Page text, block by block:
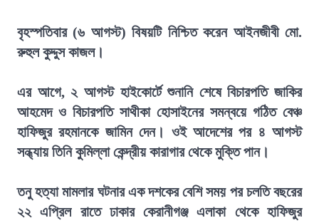
বৃহস্পতিবার (৬ আগস্ট) বিষয়টি নিশ্চিত করেন আইনজীবী মো.
রুহুল কুদ্দুস কাজল।
এর আগে, ২ আগস্ট হাইকোর্টে শুনানি শেষে বিচারপতি জাকির
আহমেদ ও বিচারপতি সাথীকা হোসাইনের সমন্বয়ে গঠিত বেঞ্চ
হাফিজুর রহমানকে জামিন দেন। ওই আদেশের পর ৪ আগস্ট
সন্ধ্যায় তিনি কুমিল্লা কেন্দ্রীয় কারাগার থেকে মুক্তি পান।
তনু হত্যা মামলার ঘটনার এক দশকের বেশি সময় পর চলতি বছরের
২২ এপ্রিল রাতে ঢাকার কেরানীগঞ্জ এলাকা থেকে হাফিজুর